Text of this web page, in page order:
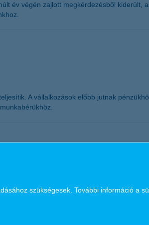
év végén zajlott megkérdezésből kiderült,
A vállalkozások előbb jutnak
szempontjából a
vagy a fizetési igényt - megelőzve” –
szükségesek. További információ a